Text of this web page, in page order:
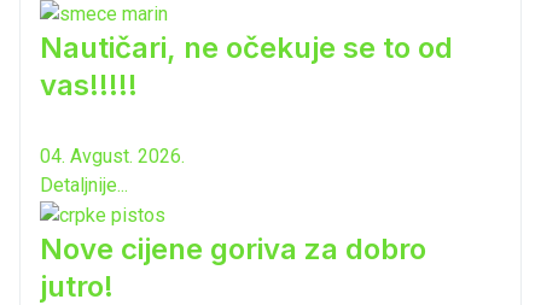
Nautičari, ne očekuje se to od
vas!!!!!
04. Avgust. 2026.
Detaljnije...
Nove cijene goriva za dobro
jutro!